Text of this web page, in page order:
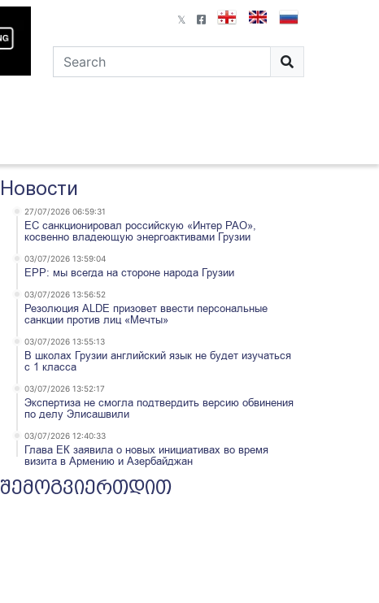
Новости
27/07/2026 06:59:31
ЕС санкционировал российскую «Интер РАО»,
косвенно владеющую энергоактивами Грузии
03/07/2026 13:59:04
EPP: мы всегда на стороне народа Грузии
03/07/2026 13:56:52
Резолюция ALDE призовет ввести персональные
санкции против лиц «Мечты»
03/07/2026 13:55:13
В школах Грузии английский язык не будет изучаться
с 1 класса
03/07/2026 13:52:17
Экспертиза не смогла подтвердить версию обвинения
по делу Элисашвили
03/07/2026 12:40:33
Глава ЕК заявила о новых инициативах во время
визита в Армению и Азербайджан
შემოგვიერთდით